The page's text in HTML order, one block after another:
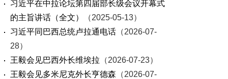
习近平在中拉论坛第四届部长级会议开幕式
的主旨讲话（全文）
（2025-05-13）
习近平同巴西总统卢拉通电话 （2026-07-
28）
王毅会见巴西外长维埃拉 （2026-07-23）
王毅会见多米尼克外长亨德森 （2026-07-